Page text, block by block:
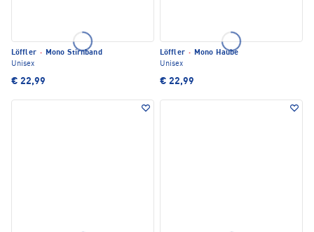
Löffler · Mono Stirnband
Unisex
€ 22,99
Löffler · Mono Haube
Unisex
€ 22,99